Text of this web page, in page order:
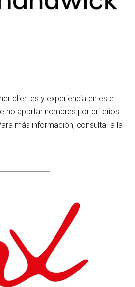
clientes y experiencia en este
no aportar nombres por criterios
más información, consultar a la